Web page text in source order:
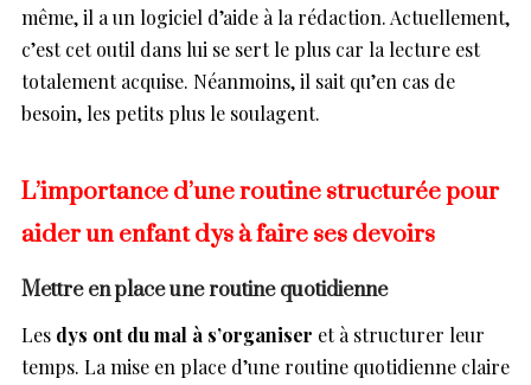
même, il a un logiciel d’aide à la rédaction. Actuellement,
c’est cet outil dans lui se sert le plus car la lecture est
totalement acquise. Néanmoins, il sait qu’en cas de
besoin, les petits plus le soulagent.
L’importance d’une routine structurée pour
aider un enfant dys à faire ses devoirs
Mettre en place une routine quotidienne
Les dys ont du mal à s’organiser et à structurer leur
temps. La mise en place d’une routine quotidienne claire